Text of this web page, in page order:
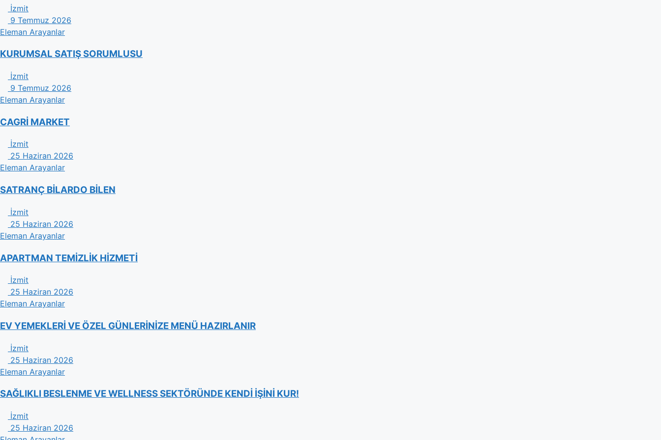
İzmit
9 Temmuz 2026
Eleman Arayanlar
KURUMSAL SATIŞ SORUMLUSU
İzmit
9 Temmuz 2026
Eleman Arayanlar
CAGRİ MARKET
İzmit
25 Haziran 2026
Eleman Arayanlar
SATRANÇ BİLARDO BİLEN
İzmit
25 Haziran 2026
Eleman Arayanlar
APARTMAN TEMİZLİK HİZMETİ
İzmit
25 Haziran 2026
Eleman Arayanlar
EV YEMEKLERİ VE ÖZEL GÜNLERİNİZE MENÜ HAZIRLANIR
İzmit
25 Haziran 2026
Eleman Arayanlar
​SAĞLIKLI BESLENME VE WELLNESS SEKTÖRÜNDE KENDİ İŞİNİ KUR!
İzmit
25 Haziran 2026